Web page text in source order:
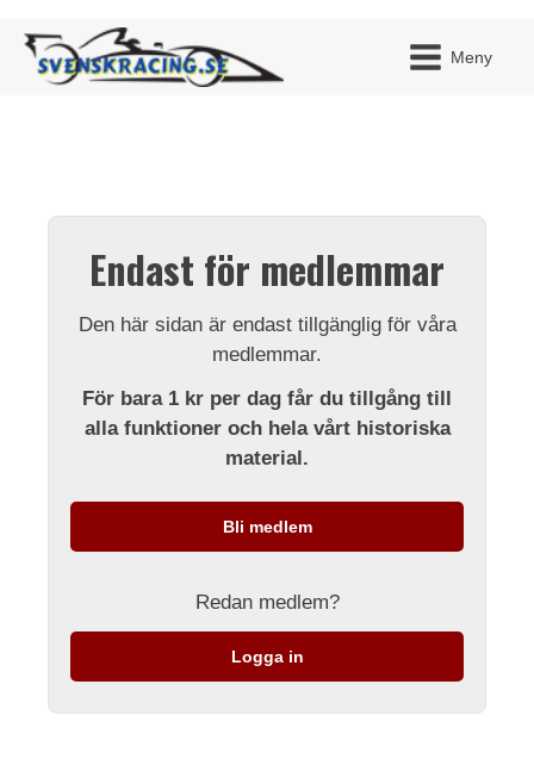
Meny
Endast för medlemmar
Den här sidan är endast tillgänglig för våra
medlemmar.
För bara 1 kr per dag får du tillgång till
alla funktioner och hela vårt historiska
material.
Bli medlem
Redan medlem?
Logga in